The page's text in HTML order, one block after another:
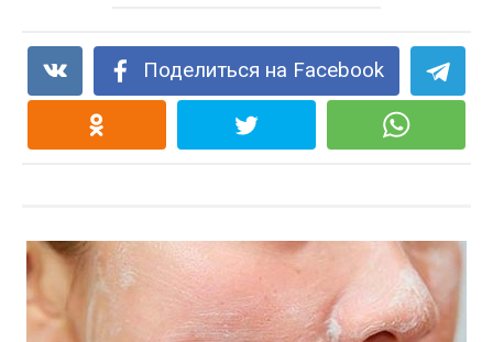
Поделиться на Facebook